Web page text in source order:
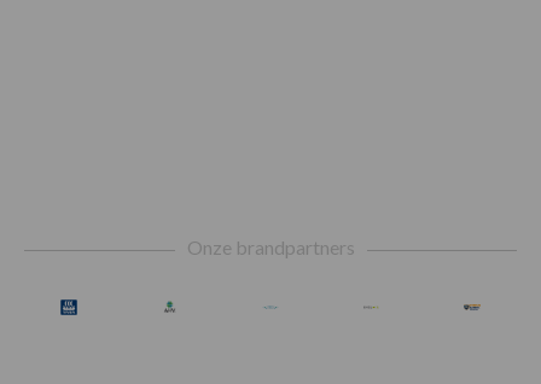
Onze brandpartners